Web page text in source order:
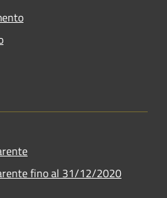
fino al 31/12/2020